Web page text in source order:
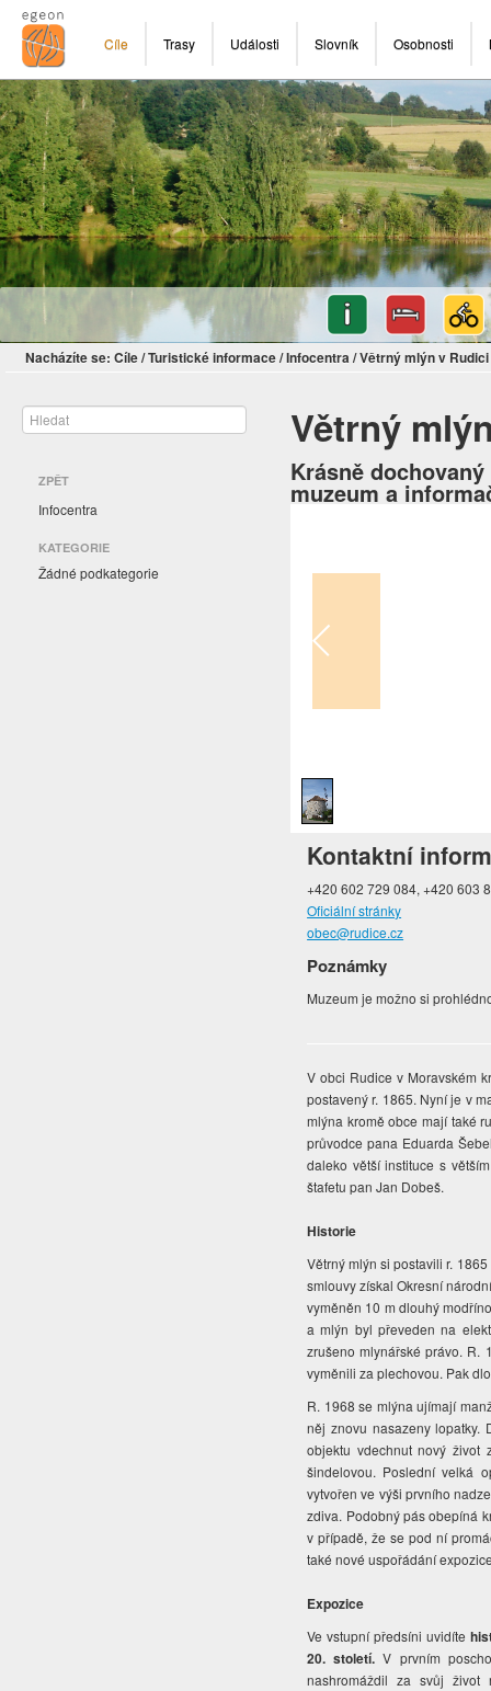
Cíle Trasy Události Slovník Osobnosti
Nacházíte se: Cíle/Turistické informace/Infocentra/Větrný mlýn v Rudici
ZPĚT
Infocentra
KATEGORIE
Žádné podkategorie
Větrný
Krásně
muzeum a
Kontaktní
+420 602 729 084, +420 603
Oficiální stránky
obec@rudice.cz
Poznámky
Muzeum je možno si
V obci Rudice v Moravském
postavený r. 1865. Nyní je v
mlýna kromě obce mají také
průvodce pana Eduarda
daleko větší instituce s
štafetu pan Jan Dobeš.
Historie
Větrný mlýn si postavili r.
smlouvy získal Okresní
vyměněn 10 m dlouhý
a mlýn byl převeden na
zrušeno mlynářské právo. R.
vyměnili za plechovou. Pak
R. 1968 se mlýna ujímají
něj znovu nasazeny lopatky.
objektu vdechnut nový
šindelovou. Poslední velká
vytvořen ve výši prvního
zdiva. Podobný pás obepíná
v případě, že se pod ní
také nové uspořádání
Expozice
Ve vstupní předsíni uvidíte
20. století.V prvním
nashromáždil za svůj